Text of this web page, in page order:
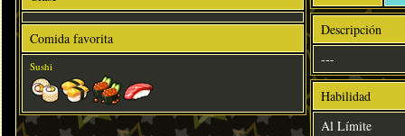
Comida favorita
Sushi
Descripción
---
Habilidad
Al Límite